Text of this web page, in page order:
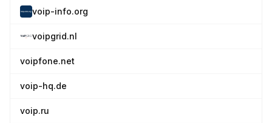
voip-info.org
voipgrid.nl
voipfone.net
voip-hq.de
voip.ru